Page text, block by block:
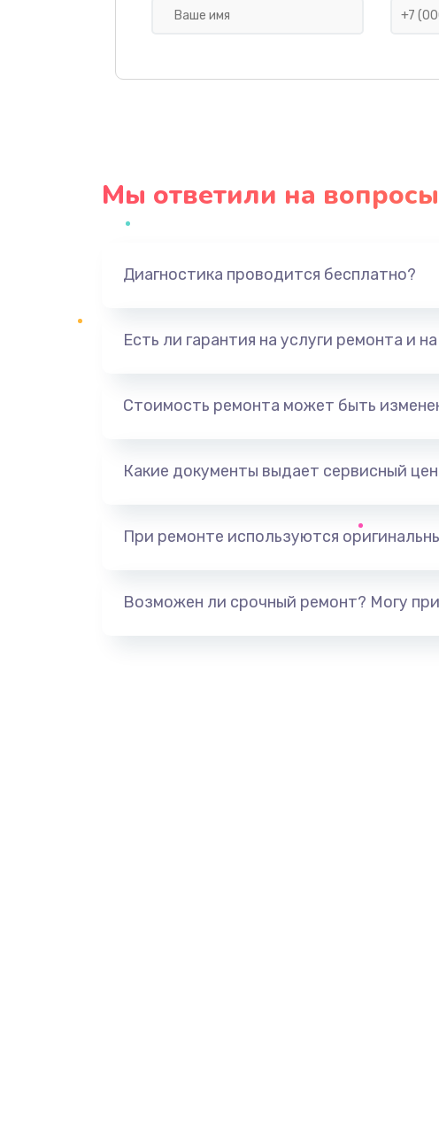
Мы ответили на
Диагностика проводится бесплатно?
Есть ли гарантия на услуги ремонта и
Стоимость ремонта может быть
Какие документы выдает сервисный
При ремонте используются
Возможен ли срочный ремонт? Могу